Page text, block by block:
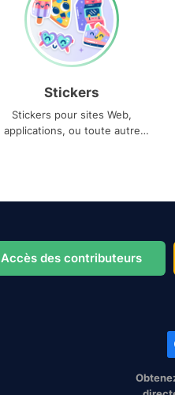
Stickers
Stickers pour sites Web,
applications, ou toute autre
Accès des contributeurs